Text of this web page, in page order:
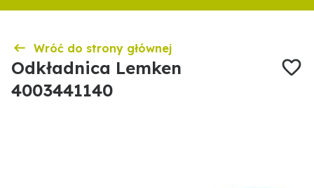
Wróć do strony głównej
Odkładnica Lemken
4003441140